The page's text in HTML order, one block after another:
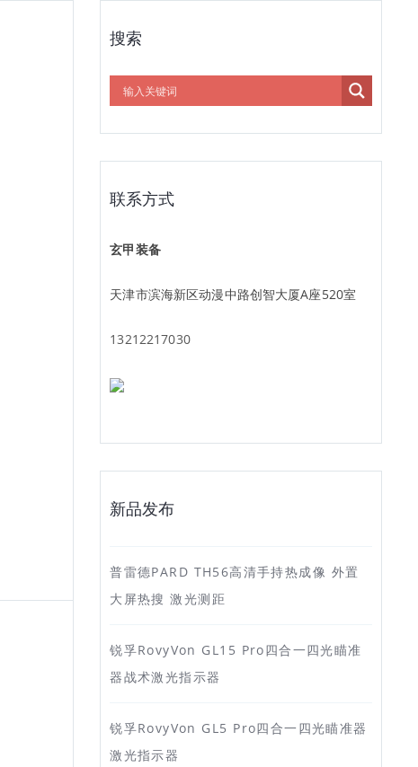
搜索
联系方式
玄甲装备
天津市滨海新区动漫中路创智大厦A座520室
13212217030
新品发布
普雷德PARD TH56高清手持热成像 外置
大屏热搜 激光测距
锐孚RovyVon GL15 Pro四合一四光瞄准
器战术激光指示器
锐孚RovyVon GL5 Pro四合一四光瞄准器
激光指示器